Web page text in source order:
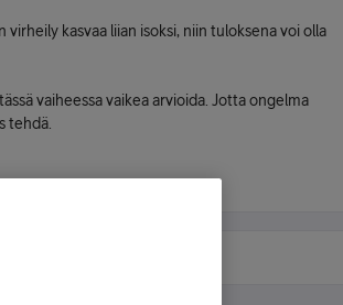
virheily kasvaa liian isoksi, niin tuloksena voi olla
vaiheessa vaikea arvioida. Jotta ongelma
tehdä.